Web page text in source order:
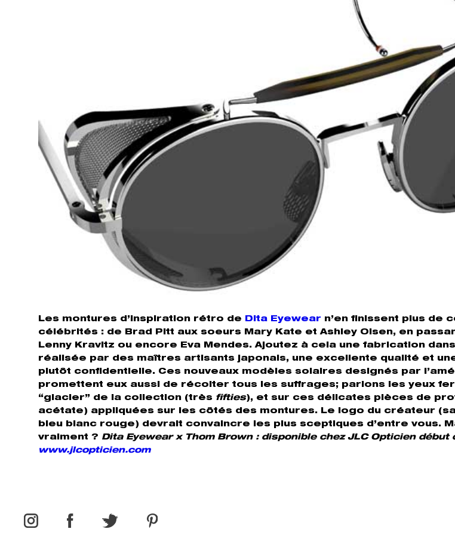
Les montures d’inspiration rétro de Dita Eyewear n’en finissent plus de
célébrités : de Brad Pitt aux soeurs Mary Kate et Ashley Olsen, en
Lenny Kravitz ou encore Eva Mendes. Ajoutez à cela une fabrication
réalisée par des maîtres artisants japonais, une excellente qualité et
plutôt confidentielle. Ces nouveaux modèles solaires designés par
promettent eux aussi de récolter tous les suffrages; parions les yeux
“glacier” de la collection (très fifties), et sur ces délicates pièces de
acétate) appliquées sur les côtés des montures. Le logo du créateur
bleu blanc rouge) devrait convaincre les plus sceptiques d’entre vous.
vraiment ? Dita Eyewear x Thom Brown : disponible chez JLC Opticien début
www.jlcopticien.com